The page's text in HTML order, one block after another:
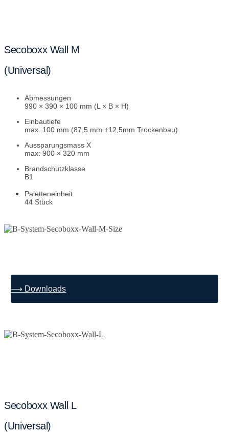
Secoboxx Wall M
(Universal)
Abmessungen
990 × 390 × 100 mm (L × B × H)
Einbautiefe
max. 100 mm (87,5 mm +12,5mm Trockenbau)
Aussparungsmass X
max: 900 × 320 mm
Brandschutzklasse
B1
Paletteneinheit
44 Stück
⟶ Downloads
Secoboxx Wall L
(Universal)